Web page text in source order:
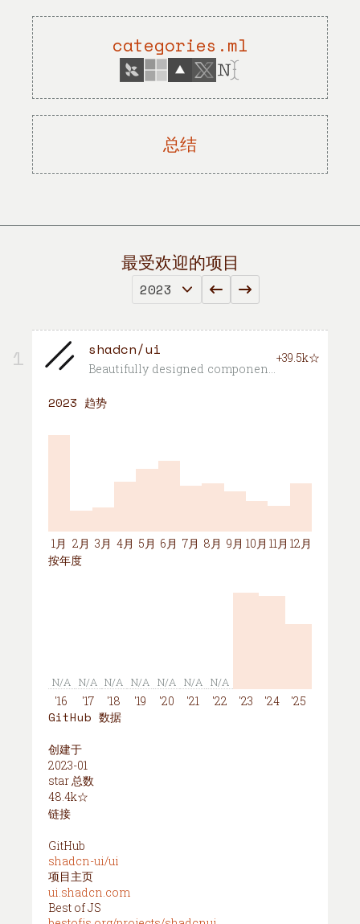
categories.ml
总结
最受欢迎的项目
1 shadcn/ui
Beautifully designed components that you can copy and paste into your apps. Accessible. Customizable. Open Source.
+39.5k☆
2023 趋势
1月 2月 3月 4月 5月 6月 7月 8月 9月 10月 11月 12月
按年度
N/A N/A N/A N/A N/A N/A N/A
'16 '17 '18 '19 '20 '21 '22 '23 '24 '25
GitHub 数据
创建于
2023-01
star 总数
48.4k☆
链接
GitHub
shadcn-ui/ui
项目主页
ui.shadcn.com
Best of JS